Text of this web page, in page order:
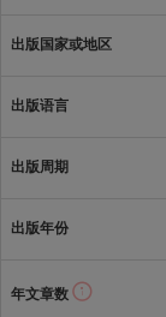
出版国家或地区
出版语言
出版周期
出版年份
年文章数